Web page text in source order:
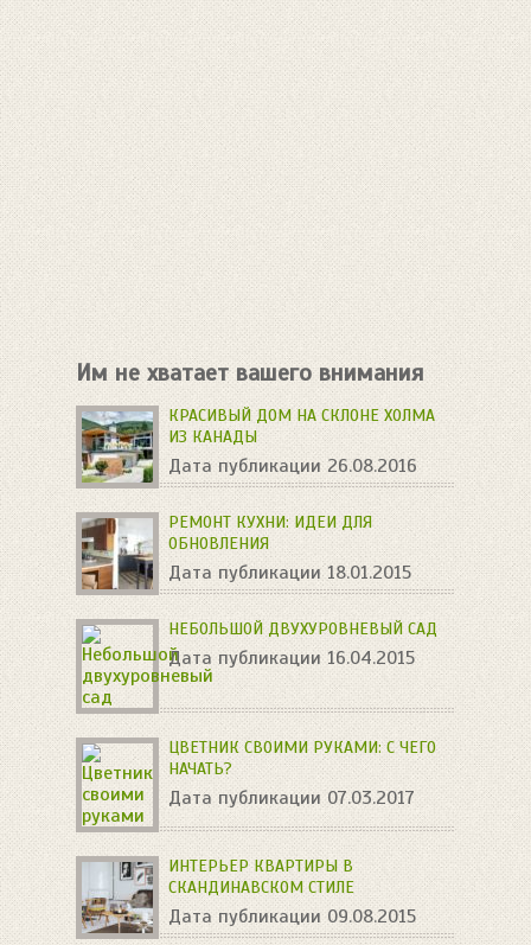
Им не хватает вашего внимания
КРАСИВЫЙ ДОМ НА СКЛОНЕ ХОЛМА
ИЗ КАНАДЫ
Дата публикации 26.08.2016
РЕМОНТ КУХНИ: ИДЕИ ДЛЯ
ОБНОВЛЕНИЯ
Дата публикации 18.01.2015
НЕБОЛЬШОЙ ДВУХУРОВНЕВЫЙ САД
Дата публикации 16.04.2015
ЦВЕТНИК СВОИМИ РУКАМИ: С ЧЕГО
НАЧАТЬ?
Дата публикации 07.03.2017
ИНТЕРЬЕР КВАРТИРЫ В
СКАНДИНАВСКОМ СТИЛЕ
Дата публикации 09.08.2015